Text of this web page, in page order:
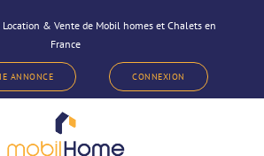
Location & Vente de Mobil homes et Chalets en
France
ANNONCE CONNEXION